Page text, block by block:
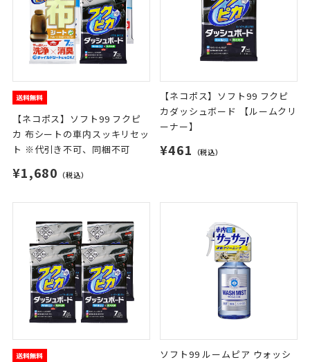
【ネコポス】ソフト99 フクピ
カ 布シートの車内スッキリセッ
ト ※代引き不可、同梱不可
¥1,680 （税込）
【ネコポス】ソフト99 フクピ
カダッシュボード 【ルームクリ
ーナー】
¥461 （税込）
ソフト99 ルームピア ウォッシ